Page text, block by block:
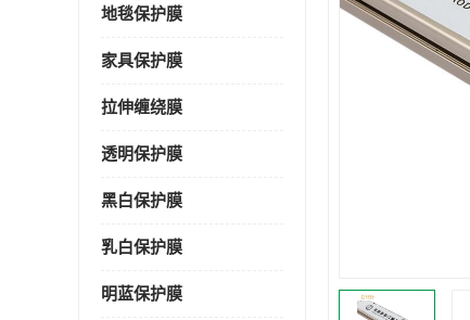
地毯保护膜
家具保护膜
拉伸缠绕膜
透明保护膜
黑白保护膜
乳白保护膜
明蓝保护膜